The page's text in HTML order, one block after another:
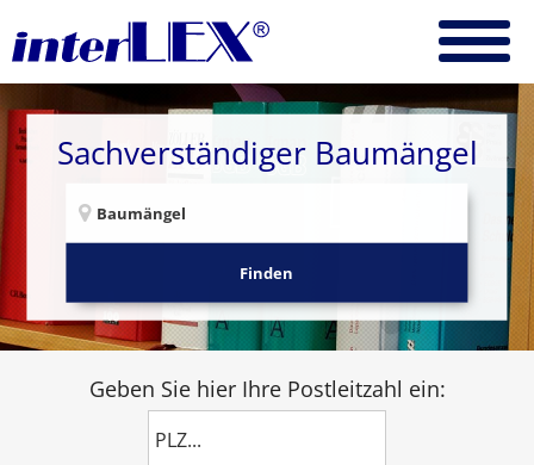
Sachverständiger Baumängel
Finden
Geben Sie hier Ihre Postleitzahl ein: